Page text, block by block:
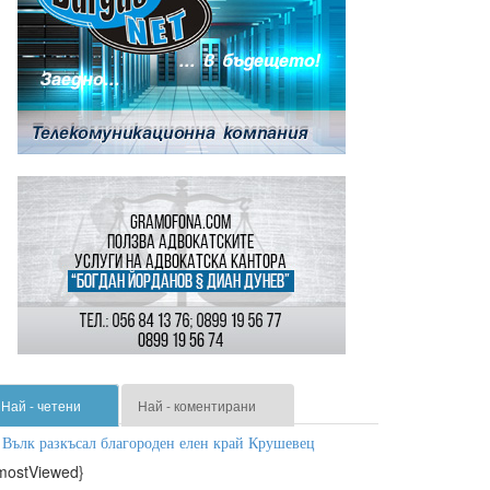
Най - четени Най - коментирани
Вълк разкъсал благороден елен край Крушевец